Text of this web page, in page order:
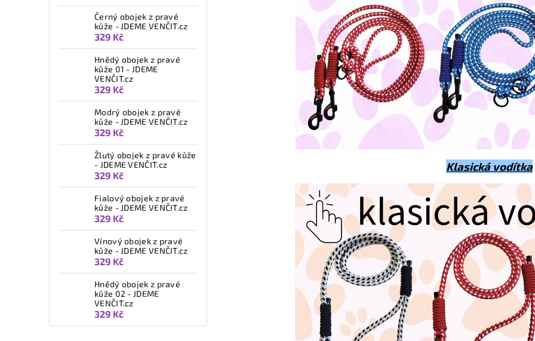
Černý obojek z pravé
kůže - JDEME VENČIT.cz
329 Kč
Hnědý obojek z pravé
kůže 01 - JDEME
VENČIT.cz
329 Kč
Modrý obojek z pravé
kůže - JDEME VENČIT.cz
329 Kč
Žlutý obojek z pravé kůže
- JDEME VENČIT.cz
329 Kč
Fialový obojek z pravé
kůže - JDEME VENČIT.cz
329 Kč
Vínový obojek z pravé
kůže - JDEME VENČIT.cz
329 Kč
Hnědý obojek z pravé
kůže 02 - JDEME
VENČIT.cz
329 Kč
Klasická vodítka
Letní nabídka
Sleva na celý nákup 5%.
Platí do 31.8.
Zadejte kód:
LETO5
Zkopírovat kód Zavřít